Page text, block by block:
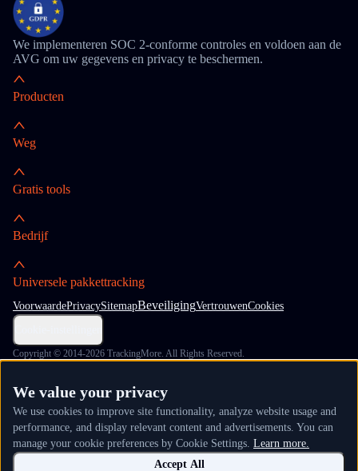
We implementeren SOC 2-conforme controles en voldoen aan de
AVG om uw gegevens en privacy te beschermen.
Producten
Weg
Gratis tools
Bedrijf
Universele pakkettracking
VoorwaardePrivacySitemapBeveiligingVertrouwenCookies
Copyright © 2014-2026 TrackingMore. All Rights Reserved.
We value your privacy
We use cookies to improve site functionality, analyze website usage and
performance, and display relevant content and advertisements. You can
manage your cookie preferences by Cookie Settings. Learn more.
Accept All